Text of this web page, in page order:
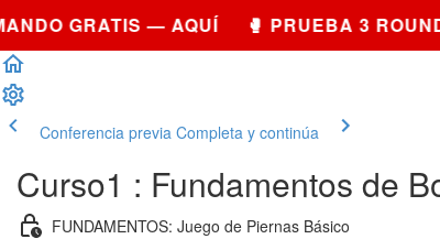
GRATIS — AQUÍ 🥊 PRUEBA 3
Conferencia previa Completa y continúa
Curso1 : Fundamentos de
FUNDAMENTOS: Juego de Piernas Básico